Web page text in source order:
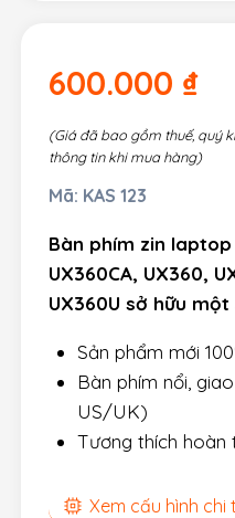
600.000 ₫
(Giá đã bao gồm thuế, quý
thông tin khi mua hàng)
Mã: KAS 123
Bàn phím zin
UX360CA, UX360,
UX360U sở hữu
Sản phẩm mới
Bàn phím nổi,
US/UK)
Tương thích
Xem cấu hình chi